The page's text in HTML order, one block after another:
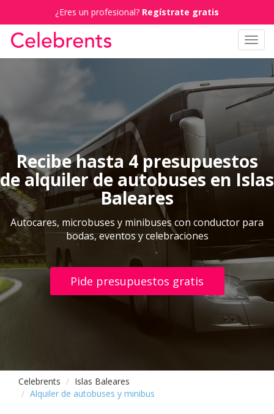
¿Eres un profesional? Regístrate gratis
Recibe hasta 4 presupuestos
de alquiler de autobuses en Islas
Baleares
Autocares, microbuses y minibuses con conductor para
bodas, eventos y celebraciones
Pide presupuestos gratis
Celebrents
Islas Baleares
Alquiler de autobuses y minibus